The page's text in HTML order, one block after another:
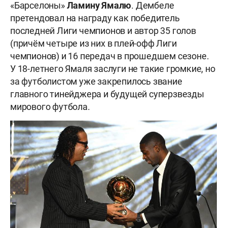
«Барселоны»ЛаминуЯмалю. Дембеле
претендовал на награду как победитель
последней Лиги чемпионов и автор 35 голов
(причём четыре из них в плей-офф Лиги
чемпионов) и 16 передач в прошедшем сезоне.
У 18-летнего Ямаля заслуги не такие громкие, но
за футболистом уже закрепилось звание
главного тинейджера и будущей суперзвезды
мирового футбола.